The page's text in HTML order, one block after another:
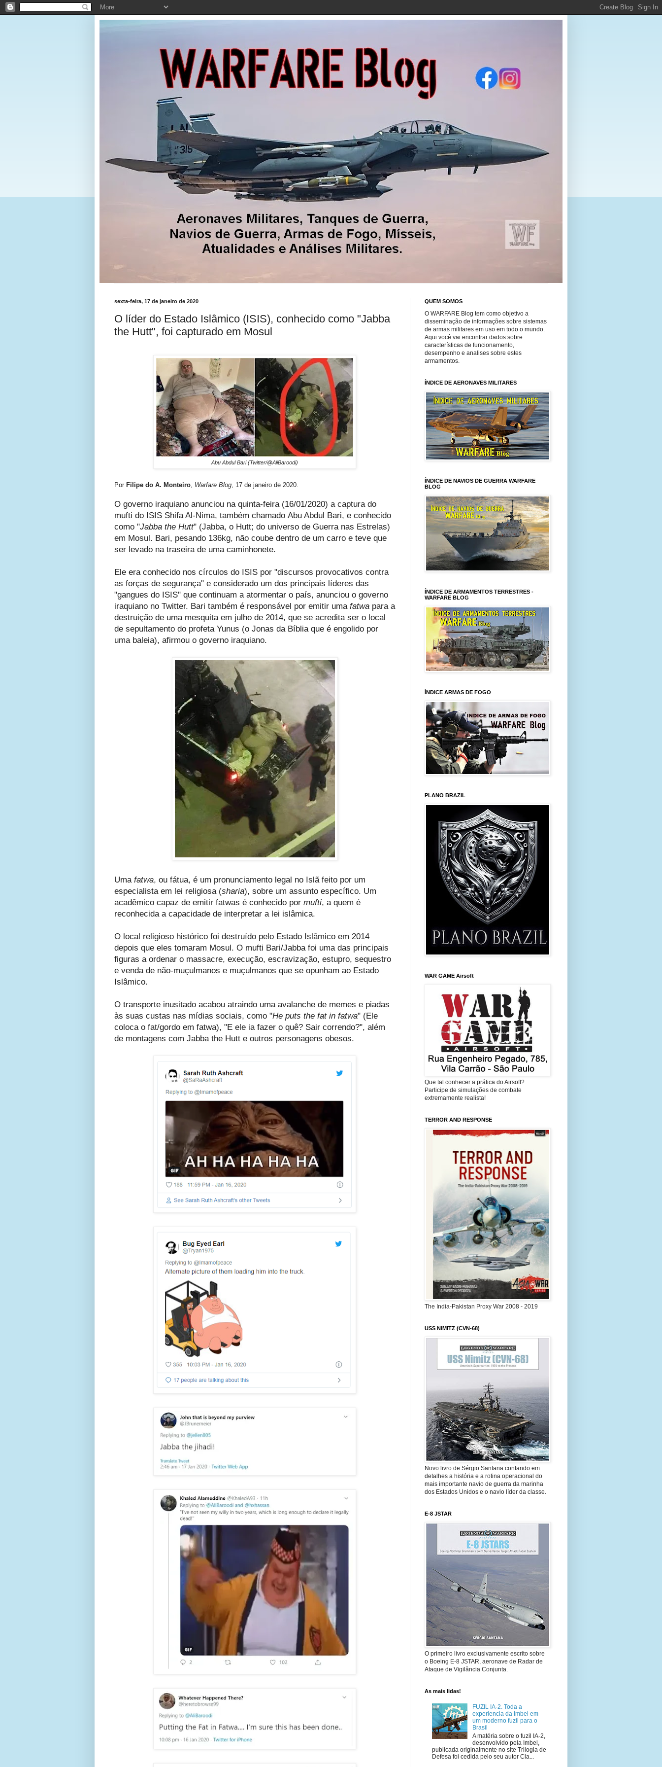
sexta-feira, 17 de janeiro de 2020
O líder do Estado Islâmico (ISIS), conhecido como "Jabba
the Hutt", foi capturado em Mosul
Abu Abdul Bari (Twitter/@AliBaroodi)
Por Filipe do A. Monteiro, Warfare Blog, 17 de janeiro de 2020.
O governo iraquiano anunciou na quinta-feira (16/01/2020) a captura do
mufti do ISIS Shifa Al-Nima, também chamado Abu Abdul Bari, e conhecido
como "Jabba the Hutt" (Jabba, o Hutt; do universo de Guerra nas Estrelas)
em Mosul. Bari, pesando 136kg, não coube dentro de um carro e teve que
ser levado na traseira de uma caminhonete.
Ele era conhecido nos círculos do ISIS por "discursos provocativos contra
as forças de segurança" e considerado um dos principais líderes das
"gangues do ISIS" que continuam a atormentar o país, anunciou o governo
iraquiano no Twitter. Bari também é responsável por emitir uma fatwa para a
destruição de uma mesquita em julho de 2014, que se acredita ser o local
de sepultamento do profeta Yunus (o Jonas da Bíblia que é engolido por
uma baleia), afirmou o governo iraquiano.
Uma fatwa, ou fátua, é um pronunciamento legal no Islã feito por um
especialista em lei religiosa (sharia), sobre um assunto específico. Um
acadêmico capaz de emitir fatwas é conhecido por mufti, a quem é
reconhecida a capacidade de interpretar a lei islâmica.
O local religioso histórico foi destruído pelo Estado Islâmico em 2014
depois que eles tomaram Mosul. O mufti Bari/Jabba foi uma das principais
figuras a ordenar o massacre, execução, escravização, estupro, sequestro
e venda de não-muçulmanos e muçulmanos que se opunham ao Estado
Islâmico.
O transporte inusitado acabou atraindo uma avalanche de memes e piadas
às suas custas nas mídias sociais, como "He puts the fat in fatwa" (Ele
coloca o fat/gordo em fatwa), "E ele ia fazer o quê? Sair correndo?", além
de montagens com Jabba the Hutt e outros personagens obesos.
QUEM SOMOS
O WARFARE Blog tem como objetivo a
disseminação de informações sobre sistemas
de armas militares em uso em todo o mundo.
Aqui você vai encontrar dados sobre
características de funcionamento,
desempenho e analises sobre estes
armamentos.
ÍNDICE DE AERONAVES MILITARES
ÍNDICE DE NAVIOS DE GUERRA WARFARE
BLOG
ÍNDICE DE ARMAMENTOS TERRESTRES -
WARFARE BLOG
ÍNDICE ARMAS DE FOGO
PLANO BRAZIL
WAR GAME Airsoft
Que tal conhecer a prática do Airsoft?
Participe de simulações de combate
extremamente realista!
TERROR AND RESPONSE
The India-Pakistan Proxy War 2008 - 2019
USS NIMITZ (CVN-68)
Novo livro de Sérgio Santana contando em
detalhes a história e a rotina operacional do
mais importante navio de guerra da marinha
dos Estados Unidos e o navio líder da classe.
E-8 JSTAR
O primeiro livro exclusivamente escrito sobre
o Boeing E-8 JSTAR, aeronave de Radar de
Ataque de Vigilância Conjunta.
As mais lidas!
FUZIL IA-2. Toda a
experiencia da Imbel em
um moderno fuzil para o
Brasil
A matéria sobre o fuzil IA-2,
desenvolvido pela Imbel,
publicada originalmente no site Trilogia de
Defesa foi cedida pelo seu autor Cla...